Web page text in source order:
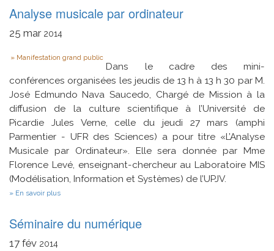
-
musicale
Robotique
Analyse musicale par ordinateur
25 mar2014
Type
Manifestation grand public
Dans le cadre des mini-
conférences organisées les jeudis de 13 h à 13 h 30 par M.
José Edmundo Nava Saucedo, Chargé de Mission à la
diffusion de la culture scientifique à l’Université de
Picardie Jules Verne, celle du jeudi 27 mars (amphi
Parmentier - UFR des Sciences) a pour titre «L’Analyse
Musicale par Ordinateur». Elle sera donnée par Mme
Florence Levé, enseignant-chercheur au Laboratoire MIS
(Modélisation, Information et Systèmes) de l’UPJV.
En savoir plus
par
ordinateur
Séminaire du numérique
17 fév 2014